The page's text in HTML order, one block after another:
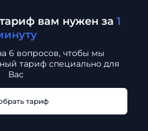
вам нужен за 1
6 вопросов, чтобы мы
тариф специально для
Вас
тариф